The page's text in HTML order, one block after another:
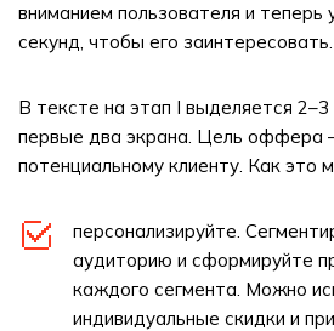
вниманием пользователя и теперь
секунд, чтобы его заинтересовать.
В тексте на этап I выделяется
первые два экрана. Цель оффера
потенциальному клиенту. Как это
персонализируйте.
аудиторию и сформируйте
каждого сегмента. Можно
индивидуальные скидки и